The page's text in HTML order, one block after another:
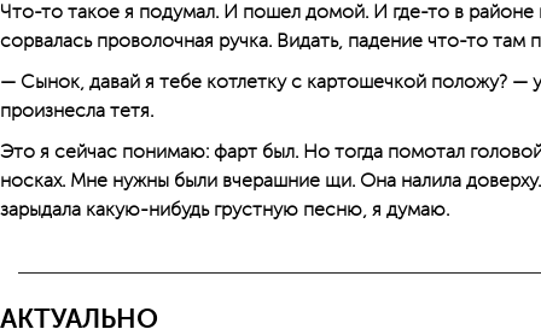
Что-то такое я подумал. И пошел домой. И где-то в районе
сорвалась проволочная ручка. Видать, падение что-то там
— Сынок, давай я тебе котлетку с картошечкой положу? —
произнесла тетя.
Это я сейчас понимаю: фарт был. Но тогда помотал
носках. Мне нужны были вчерашние щи. Она налила
зарыдала какую-нибудь грустную песню, я думаю.
АКТУАЛЬНО